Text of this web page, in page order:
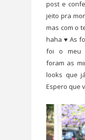
post e
jeito pra
mas com o
haha ♥ As
foi o meu
foram as
looks que
Espero que